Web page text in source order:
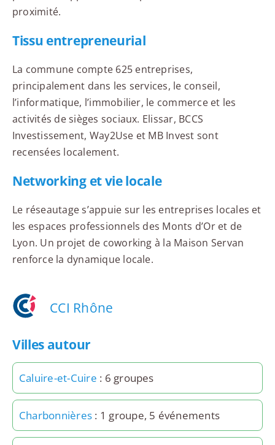
proximité.
Tissu entrepreneurial
La commune compte 625 entreprises,
principalement dans les services, le conseil,
l’informatique, l’immobilier, le commerce et les
activités de sièges sociaux. Elissar, BCCS
Investissement, Way2Use et MB Invest sont
recensées localement.
Networking et vie locale
Le réseautage s’appuie sur les entreprises locales et
les espaces professionnels des Monts d’Or et de
Lyon. Un projet de coworking à la Maison Servan
renforce la dynamique locale.
CCI Rhône
Villes autour
Caluire-et-Cuire : 6 groupes
Charbonnières : 1 groupe, 5 événements